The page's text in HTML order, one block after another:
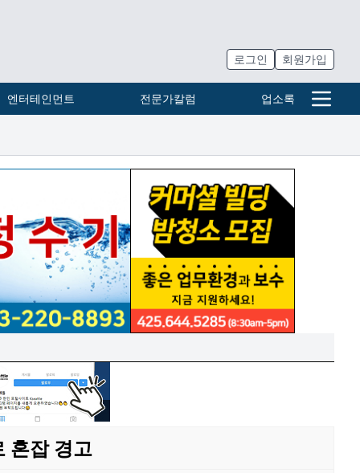
로그인 회원가입
엔터테인먼트 전문가칼럼 업소록
혼잡 경고